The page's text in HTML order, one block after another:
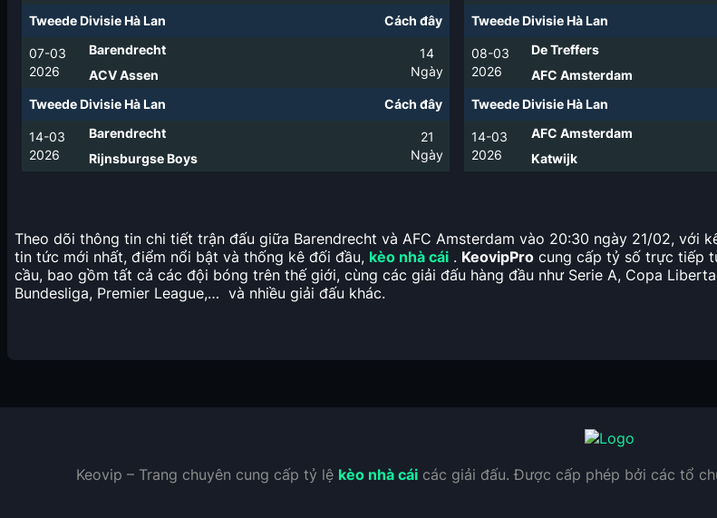
Tweede Divisie Hà Lan Cách đây
07-03
2026
Barendrecht
ACV Assen
14
Ngày
Tweede Divisie Hà Lan Cách đây
14-03
2026
Barendrecht
Rijnsburgse Boys
21
Ngày
Tweede Divisie Hà Lan
08-03
2026
De Treffers
AFC Amsterdam
Tweede Divisie Hà Lan
14-03
2026
AFC Amsterdam
Katwijk
Theo dõi thông tin chi tiết trận đấu giữa Barendrecht và AFC Amsterdam vào 20:30 ngày 21/02, với
tin tức mới nhất, điểm nổi bật và thống kê đối đầu, kèo nhà cái . KeovipPro cung cấp tỷ số trực tiếp
cầu, bao gồm tất cả các đội bóng trên thế giới, cùng các giải đấu hàng đầu như Serie A, Copa
Bundesliga, Premier League,… và nhiều giải đấu khác.
Keovip – Trang chuyên cung cấp tỷ lệ kèo nhà cái các giải đấu. Được cấp phép bởi các tổ